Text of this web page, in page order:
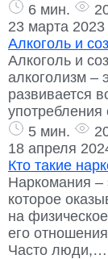
6 мин.
23 марта 2023
Алкоголь и
Алкоголь и
алкоголизм –
развивается
употребления
5 мин.
18 апреля
Кто такие
Наркомания –
которое
на
его
Часто люди,…